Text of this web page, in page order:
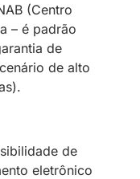
(Centro
– é padrão
de
de alto
de
eletrônico